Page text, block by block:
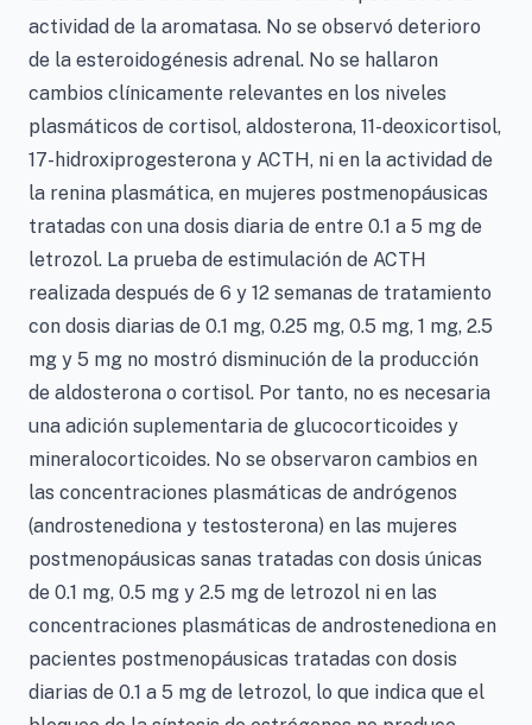
actividad de la aromatasa. No se observó deterioro
de la esteroidogénesis adrenal. No se hallaron
cambios clínicamente relevantes en los niveles
plasmáticos de cortisol, aldosterona, 11-deoxicortisol,
17-hidroxiprogesterona y ACTH, ni en la actividad de
la renina plasmática, en mujeres postmenopáusicas
tratadas con una dosis diaria de entre 0.1 a 5 mg de
letrozol. La prueba de estimulación de ACTH
realizada después de 6 y 12 semanas de tratamiento
con dosis diarias de 0.1 mg, 0.25 mg, 0.5 mg, 1 mg, 2.5
mg y 5 mg no mostró disminución de la producción
de aldosterona o cortisol. Por tanto, no es necesaria
una adición suplementaria de glucocorticoides y
mineralocorticoides. No se observaron cambios en
las concentraciones plasmáticas de andrógenos
(androstenediona y testosterona) en las mujeres
postmenopáusicas sanas tratadas con dosis únicas
de 0.1 mg, 0.5 mg y 2.5 mg de letrozol ni en las
concentraciones plasmáticas de androstenediona en
pacientes postmenopáusicas tratadas con dosis
diarias de 0.1 a 5 mg de letrozol, lo que indica que el